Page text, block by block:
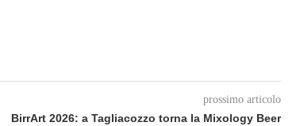
prossimo articolo
BirrArt 2026: a Tagliacozzo torna la Mixology Beer